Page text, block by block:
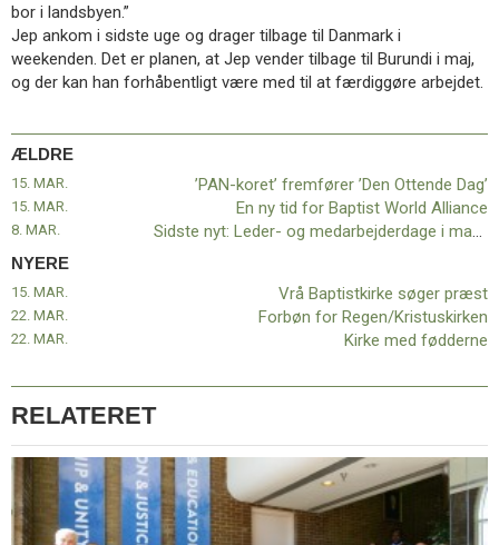
bor i landsbyen.”
Jep ankom i sidste uge og drager tilbage til Danmark i
weekenden. Det er planen, at Jep vender tilbage til Burundi i maj,
og der kan han forhåbentligt være med til at færdiggøre arbejdet.
ÆLDRE
15. MAR. ’PAN-koret’ fremfører ’Den Ottende Dag’
15. MAR. En ny tid for Baptist World Alliance
8. MAR. Sidste nyt: Leder- og medarbejderdage i marts udsættes
NYERE
Vrå Baptistkirke søger præst
15. MAR.
Forbøn for Regen/Kristuskirken
22. MAR.
Kirke med fødderne
22. MAR.
RELATERET